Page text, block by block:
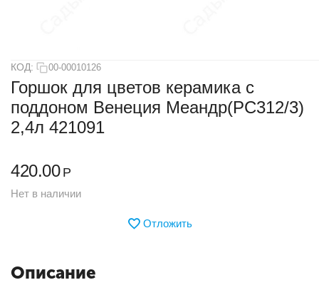
КОД: 00-00010126
Горшок для цветов керамика с
поддоном Венеция Меандр(РС312/3)
2,4л 421091
420.00 Р
Нет в наличии
Отложить
Описание